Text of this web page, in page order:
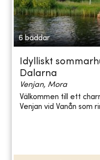
6 bäddar
Idylliskt
Dalarna
Venjan, Mora
Välkommen till ett
Venjan vid Vanån som